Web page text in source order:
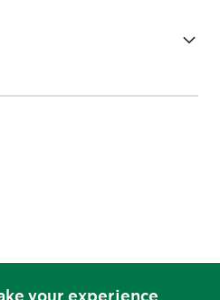
your experience